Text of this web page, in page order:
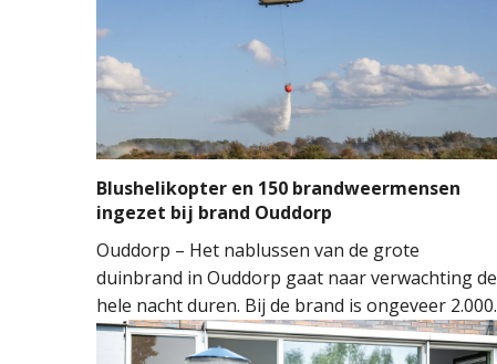
Blushelikopter en 150 brandweermensen
ingezet bij brand Ouddorp
Ouddorp – Het nablussen van de grote
duinbrand in Ouddorp gaat naar verwachting de
hele nacht duren. Bij de brand is ongeveer 2.000
vierkante meter natuur verloren gegaan. De